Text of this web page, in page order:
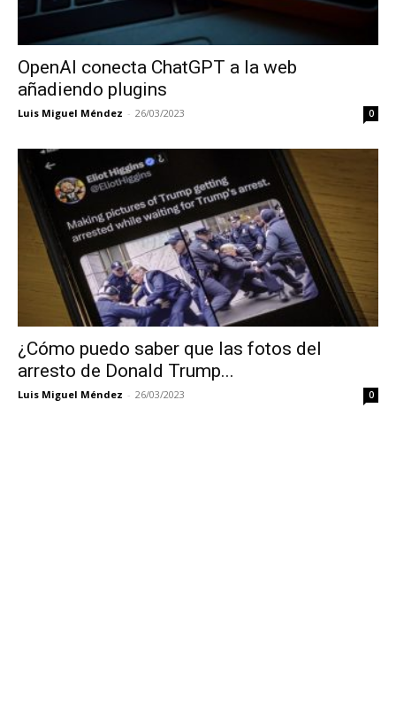
OpenAI conecta ChatGPT a la web
añadiendo plugins
Luis Miguel Méndez - 26/03/2023 0
¿Cómo puedo saber que las fotos del
arresto de Donald Trump...
Luis Miguel Méndez - 26/03/2023 0